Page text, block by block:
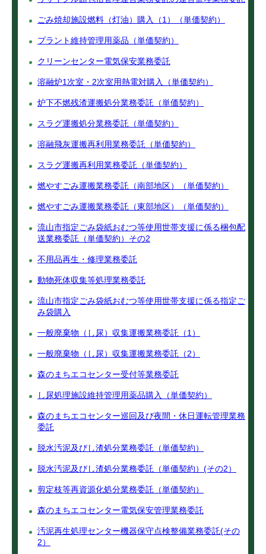
ごみ焼却施設燃料（灯油）購入（1）（単価契約）
プラント維持管理用薬品（単価契約）
クリーンセンター電気保安業務委託
溶融炉1次室・2次室用熱電対購入（単価契約）
炉下不燃残渣運搬処分業務委託（単価契約）
スラグ運搬処分業務委託（単価契約）
溶融飛灰運搬再利用業務委託（単価契約）
スラグ運搬再利用業務委託（単価契約）
燃やすごみ運搬業務委託（南部地区）（単価契約）
燃やすごみ運搬業務委託（東部地区）（単価契約）
流山市指定ごみ袋紙おむつ等使用世帯支援に係る梱包配
送業務委託（単価契約）その2
不用品再生・修理業務委託
動物死体収集等処理業務委託
流山市指定ごみ袋紙おむつ等使用世帯支援に係る指定ご
み袋購入
一般廃棄物（し尿）収集運搬業務委託（1）
一般廃棄物（し尿）収集運搬業務委託（2）
森のまちエコセンター受付等業務委託
し尿処理施設維持管理用薬品購入（単価契約）
森のまちエコセンター巡回及び夜間・休日運転管理業務
委託
脱水汚泥及びし渣処分業務委託（単価契約）
脱水汚泥及びし渣処分業務委託（単価契約）(その2）
剪定枝等再資源化処分業務委託（単価契約）
森のまちエコセンター電気保安管理業務委託
汚泥再生処理センター機器保守点検整備業務委託(その
2）